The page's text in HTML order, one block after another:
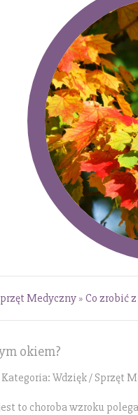
Medyczny » Co zrobić
okiem?
Kategoria: Wdzięk / Sprzęt
to choroba wzroku